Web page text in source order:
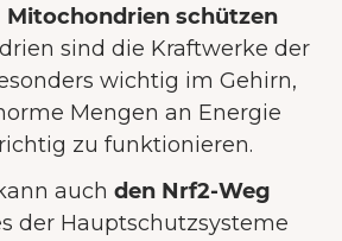
Mitochondrien schützen
sind die Kraftwerke der
wichtig im Gehirn,
Mengen an Energie
zu funktionieren.
auch den Nrf2-Weg
der Hauptschutzsysteme
BEI JUNAI.
verwendet Cookies
das bestmögliche